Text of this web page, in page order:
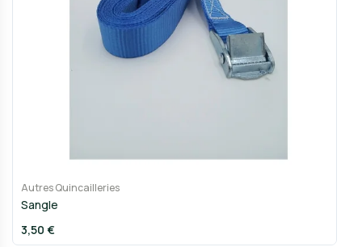
Autres Quincailleries
Sangle
3,50 €